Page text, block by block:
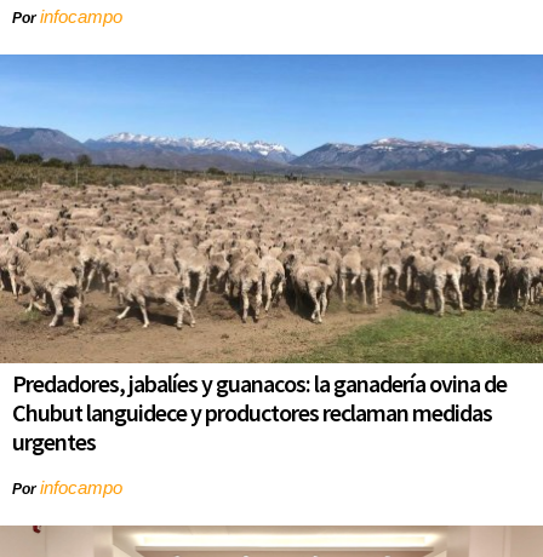
Porinfocampo
Predadores, jabalíes y guanacos: la ganadería ovina de
Chubut languidece y productores reclaman medidas
urgentes
Porinfocampo